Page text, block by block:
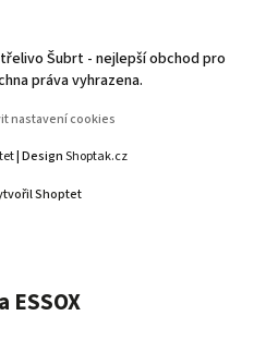
Shoptet
Šubrt - nejlepší obchod pro
práva vyhrazena.
nastavení cookies
| DesignShoptak.cz